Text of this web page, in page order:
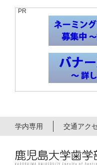
PR
学内専用 交通アク